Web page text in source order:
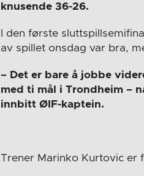
knusende 36-26.
I den første
av spillet onsdag var bra,
– Det er bare å jobbe
med ti mål i Trondheim –
innbitt ØIF-kaptein.
Trener Marinko Kurtovic er